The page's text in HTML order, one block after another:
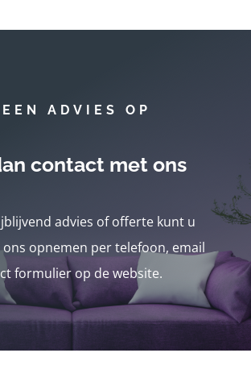
ADVIES OP
contact met ons
advies of offerte kunt u
opnemen per telefoon, email
formulier op de website.